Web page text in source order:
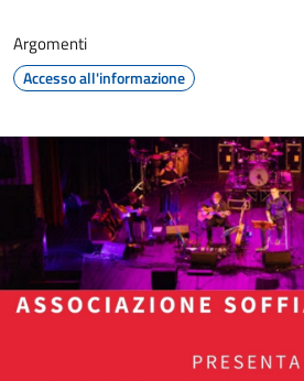
Argomenti
Accesso all'informazione